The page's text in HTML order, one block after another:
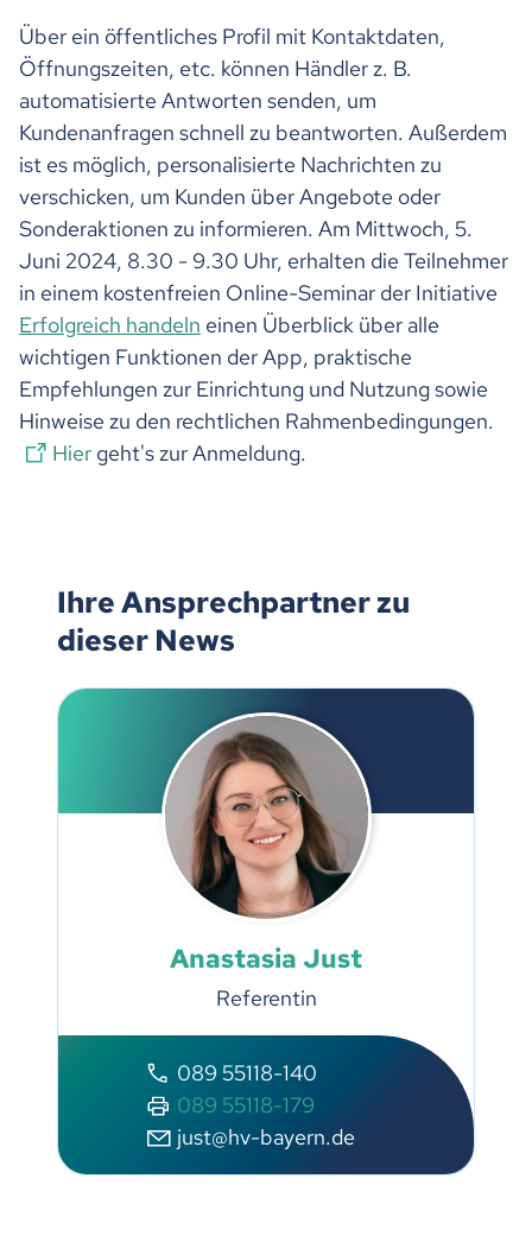
Über ein öffentliches Profil mit Kontaktdaten,
Öffnungszeiten, etc. können Händler z. B.
automatisierte Antworten senden, um
Kundenanfragen schnell zu beantworten. Außerdem
ist es möglich, personalisierte Nachrichten zu
verschicken, um Kunden über Angebote oder
Sonderaktionen zu informieren. Am Mittwoch, 5.
Juni 2024, 8.30 - 9.30 Uhr, erhalten die Teilnehmer
in einem kostenfreien Online-Seminar der Initiative
Erfolgreich handeln einen Überblick über alle
wichtigen Funktionen der App, praktische
Empfehlungen zur Einrichtung und Nutzung sowie
Hinweise zu den rechtlichen Rahmenbedingungen.
Hier geht's zur Anmeldung.
Ihre Ansprechpartner zu
dieser News
Anastasia Just
Referentin
089 55118-140
089 55118-179
just@hv-bayern.de